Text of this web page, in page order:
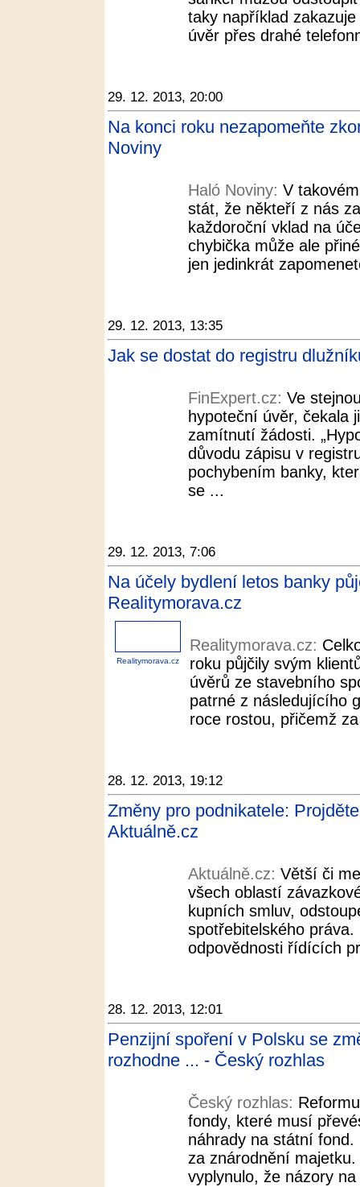
taky například
úvěr přes drahé
29. 12. 2013, 20:00
Na konci roku nezapomeňte
Noviny
Haló Noviny: V
stát, že někteří z nás
každoroční vklad na
chybička může ale
jen jedinkrát
29. 12. 2013, 13:35
Jak se dostat do registru
FinExpert.cz: Ve
hypoteční úvěr, čekala
zamítnutí žádosti.
důvodu zápisu v
pochybením banky,
se ...
29. 12. 2013, 7:06
Na účely bydlení letos banky
Realitymorava.cz
Realitymorava.cz
Realitymorava.cz:
roku půjčily svým
úvěrů ze stavebního
patrné z následujícího
roce rostou, přičemž
28. 12. 2013, 19:12
Změny pro podnikatele:
Aktuálně.cz
Aktuálně.cz: Větší či
všech oblastí
kupních smluv,
spotřebitelského
odpovědnosti řídících
28. 12. 2013, 12:01
Penzijní spoření v Polsku se
rozhodne ... - Český rozhlas
Český rozhlas:
fondy, které musí
náhrady na státní
za znárodnění
vyplynulo, že názory